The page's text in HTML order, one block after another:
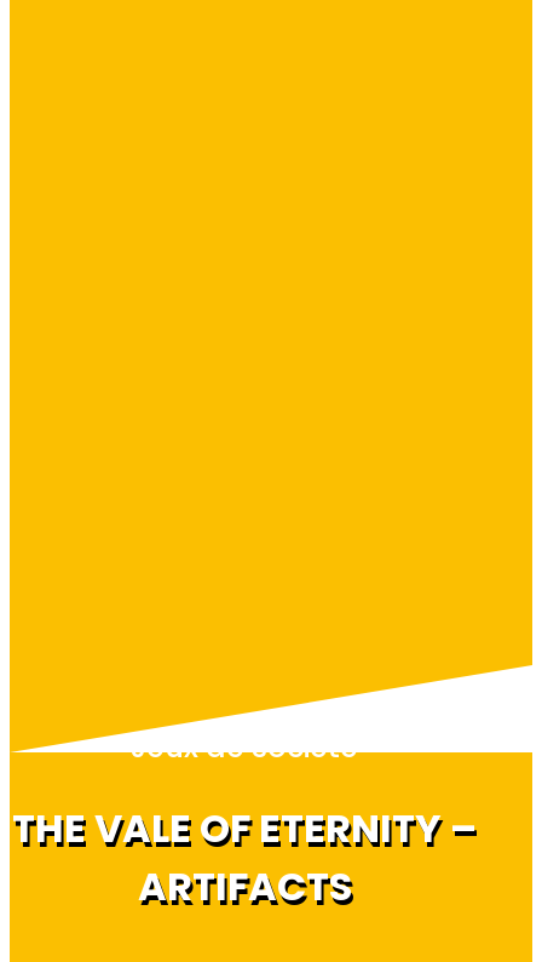
Jeux de société
THE VALE OF ETERNITY –
ARTIFACTS